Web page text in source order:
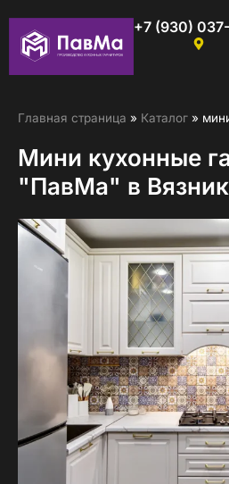
+7 (930)
Главная страница » Каталог »
Мини кухонные
"ПавМа" в